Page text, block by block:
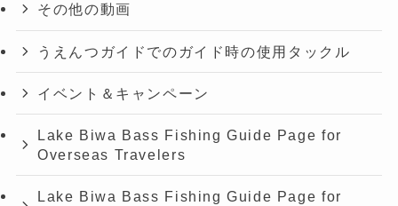
その他の動画
うえんつガイドでのガイド時の使用タックル
イベント＆キャンペーン
Lake Biwa Bass Fishing Guide Page for
Overseas Travelers
Lake Biwa Bass Fishing Guide Page for